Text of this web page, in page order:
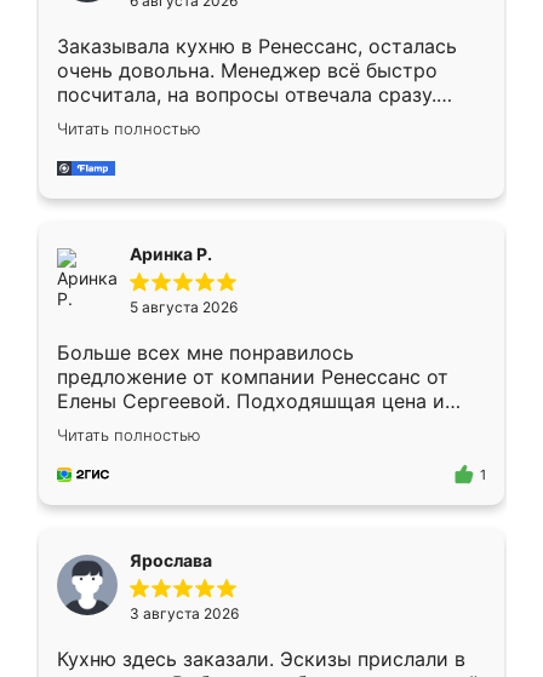
мебели буду заказывать только здесь.
Заказывала кухню в Ренессанс, осталась
очень довольна. Менеджер всё быстро
посчитала, на вопросы отвечала сразу.
Замерщик приехал в субботу, подошёл к
делу со всей ответственностью. Собрали
за день, ребята работали аккуратно, даже
Читать полностью
Аринка Р.
5 августа 2026
Больше всех мне понравилось
предложение от компании Ренессанс от
Елены Сергеевой. Подходяшщая цена и
короткие сроки изготовления. Приехавший
для замера сотрудник Владислав
предложил по моему эскизу самый
Читать полностью
1
Ярослава
3 августа 2026
Кухню здесь заказали. Эскизы прислали в